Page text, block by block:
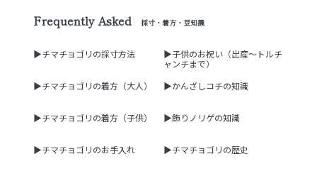
Frequently Asked 採寸・着方・豆知識
▶チマチョゴリの採寸方法
▶子供のお祝い（出産～トルチ
ャンチまで）
▶チマチョゴリの着方（大人）
▶かんざしコチの知識
▶チマチョゴリの着方（子供） ▶飾りノリゲの知識
▶チマチョゴリのお手入れ ▶チマチョゴリの歴史